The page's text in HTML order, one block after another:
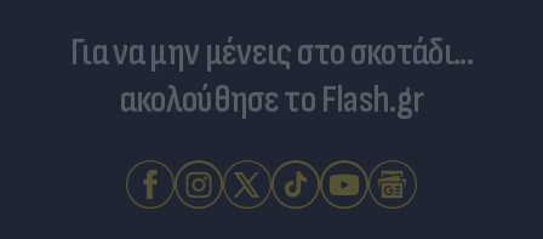
Για να μην μένεις στο σκοτάδι...
ακολούθησε το Flash.gr